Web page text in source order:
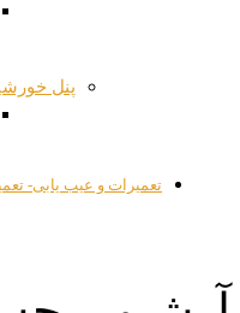
پنل
تعمیرات و عیب یابی-